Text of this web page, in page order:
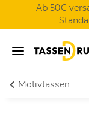
Ab 50€
Motivtassen